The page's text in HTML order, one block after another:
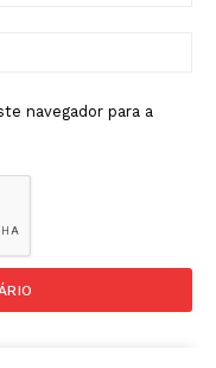
navegador para a